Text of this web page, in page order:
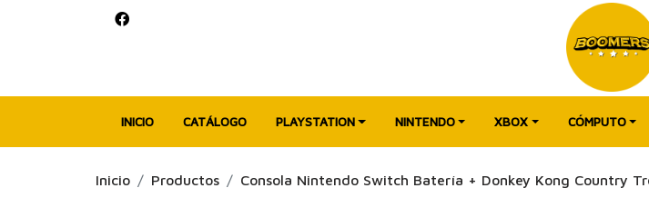
INICIO CATÁLOGO PLAYSTATION NINTENDO XBOX CÓMPUTO
Inicio Productos Consola Nintendo Switch Batería + Donkey Kong Country